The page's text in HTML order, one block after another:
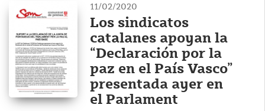
11/02/2020
Los sindicatos
catalanes apoyan la
“Declaración por la
paz en el País Vasco”
presentada ayer en
el Parlament